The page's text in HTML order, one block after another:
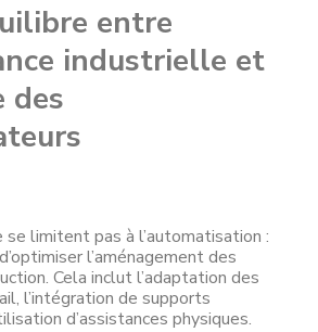
entre
industrielle et
des
limitent pas à l’automatisation :
l’aménagement des
Cela inclut l’adaptation des
l’intégration de supports
d’assistances physiques.